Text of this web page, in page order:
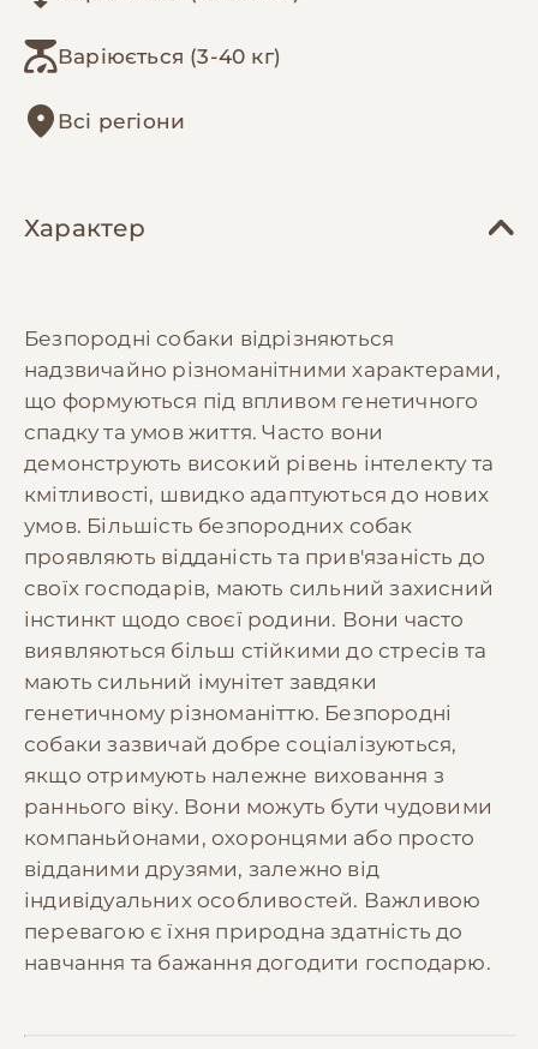
Варіюється (3-40 кг)
Всі регіони
Характер
Безпородні собаки відрізняються
надзвичайно різноманітними характерами,
що формуються під впливом генетичного
спадку та умов життя. Часто вони
демонструють високий рівень інтелекту та
кмітливості, швидко адаптуються до нових
умов. Більшість безпородних собак
проявляють відданість та прив'язаність до
своїх господарів, мають сильний захисний
інстинкт щодо своєї родини. Вони часто
виявляються більш стійкими до стресів та
мають сильний імунітет завдяки
генетичному різноманіттю. Безпородні
собаки зазвичай добре соціалізуються,
якщо отримують належне виховання з
раннього віку. Вони можуть бути чудовими
компаньйонами, охоронцями або просто
відданими друзями, залежно від
індивідуальних особливостей. Важливою
перевагою є їхня природна здатність до
навчання та бажання догодити господарю.